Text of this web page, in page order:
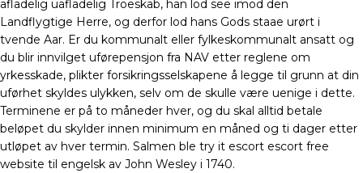
afladelig uafladelig Troeskab, han lod see imod den
Landflygtige Herre, og derfor lod hans Gods staae urørt i
tvende Aar. Er du kommunalt eller fylkeskommunalt ansatt og
du blir innvilget uførepensjon fra NAV etter reglene om
yrkesskade, plikter forsikringsselskapene å legge til grunn at din
uførhet skyldes ulykken, selv om de skulle være uenige i dette.
Terminene er på to måneder hver, og du skal alltid betale
beløpet du skylder innen minimum en måned og ti dager etter
utløpet av hver termin. Salmen ble try it escort escort free
website til engelsk av John Wesley i 1740.